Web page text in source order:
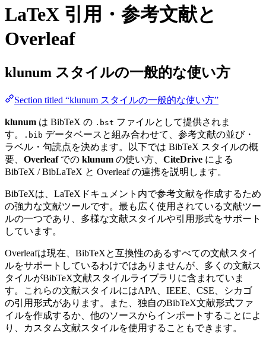
LaTeX 引用・参考文献と
Overleaf
klunum スタイルの一般的な使い方
Section titled “klunum スタイルの一般的な使い方”
klunum は BibTeX の .bst ファイルとして提供されま
す。
.bib データベースと組み合わせて、参考文献の並び・
ラベル・句読点を決めます。以下では BibTeX スタイルの概
要、 Overleafでの klunum の使い方、 CiteDrive による
BibTeX / BibLaTeX と Overleaf の連携を説明します。
BibTeXは、LaTeXドキュメント内で参考文献を作成するため
の強力な文献ツールです。最も広く使用されている文献ツー
ルの一つであり、多様な文献スタイルや引用形式をサポート
しています。
Overleafは現在、BibTeXと互換性のあるすべての文献スタイ
ルをサポートしているわけではありませんが、多くの文献ス
タイルがBibTeX文献スタイルライブラリに含まれていま
す。これらの文献スタイルにはAPA、IEEE、CSE、シカゴ
の引用形式があります。また、独自のBibTeX文献形式ファ
イルを作成するか、他のソースからインポートすることによ
り、カスタム文献スタイルを使用することもできます。